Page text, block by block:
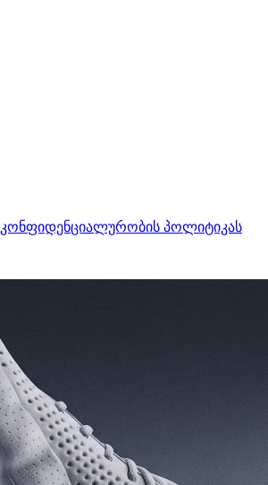
კონფიდენციალურობის პოლიტიკას